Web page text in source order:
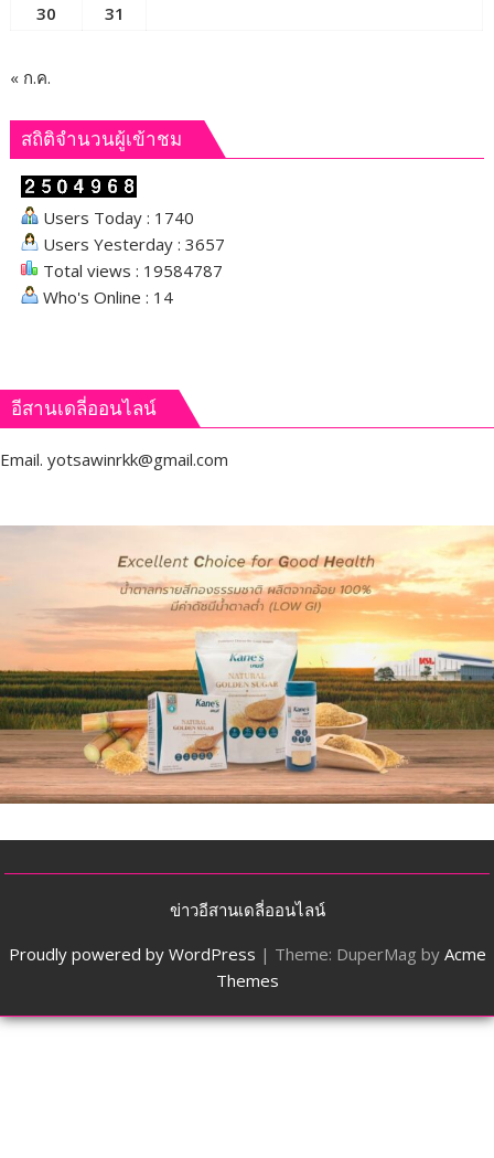
30
31
« ก.ค.
สถิติจำนวนผู้เข้าชม
Users Today : 1740
Users Yesterday : 3657
Total views : 19584787
Who's Online : 14
อีสานเดลี่ออนไลน์
Email. yotsawinrkk@gmail.com
ข่าวอีสานเดลี่ออนไลน์
Proudly powered by WordPress | Theme: DuperMag by Acme
Themes